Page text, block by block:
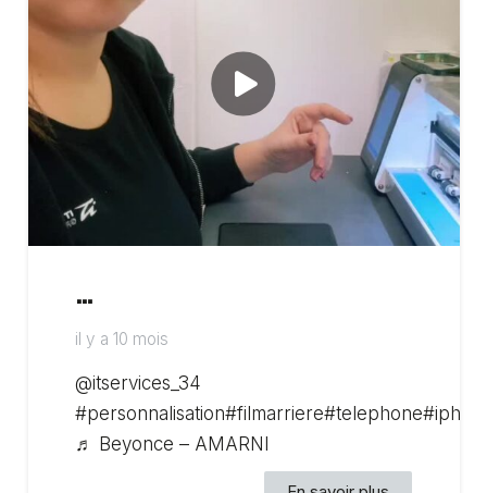
…
il y a 10 mois
@itservices_34
♬ Beyonce – AMARNI